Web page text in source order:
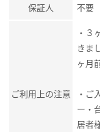
保証人 不要
ご利用上の注意
・３
きま
ヶ月
・ご
ー・
居者